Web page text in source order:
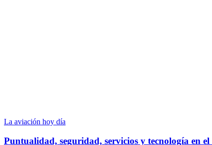
La aviación hoy día
Puntualidad, seguridad, servicios y tecnología en